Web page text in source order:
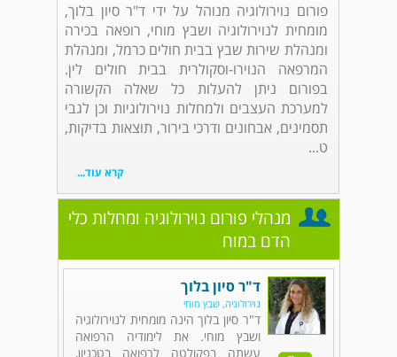
פורום נוירולוגיה מנוהל על ידי ד"ר סיון בלוך,
מומחית לנוירולוגיה ושבץ מוחי, רופאה בכירה
ומנהלת שירות שבץ בבית חולים כרמל, ומנהלת
המרפאה הנוירו-וסקולרית בבית חולים לין.
בפורום ניתן להעלות כל שאלה הקשורה
למערכת העצבים ולמחלות נוירולוגיות וכן לגבי
תסמינים, אבחונים ודרכי בירור, תוצאות בדיקות,
ט...
קרא עוד...
מנהלי פורום נוירולוגיה ומחלות כלי
הדם במוח
ד"ר סיון בלוך
נוירולוגיה, שבץ מוחי
ד"ר סיון בלוך הינה מומחית לנוירולוגיה
ושבץ מוחי. את לימודיה הרפואה
עשתה בפקולטה לרפואה בטכניון,